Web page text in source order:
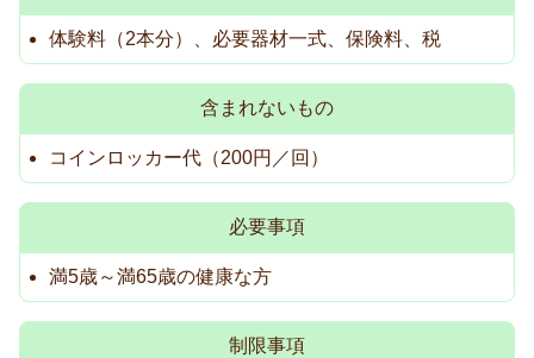
体験料（2本分）、必要器材一式、保険料、税
含まれないもの
コインロッカー代（200円／回）
必要事項
満5歳～満65歳の健康な方
制限事項